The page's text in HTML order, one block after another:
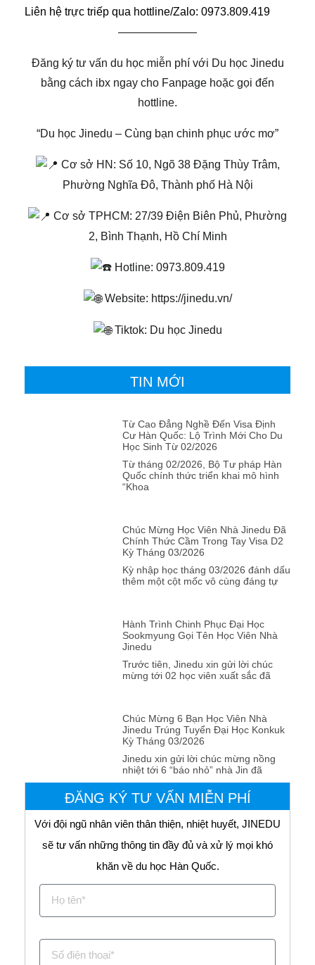
Liên hệ trực triếp qua hottline/Zalo: 0973.809.419
———————
Đăng ký tư vấn du học miễn phí với Du học Jinedu
bằng cách ibx ngay cho Fanpage hoặc gọi đến
hottline.
“Du học Jinedu – Cùng bạn chinh phục ước mơ”
Cơ sở HN: Số 10, Ngõ 38 Đặng Thùy Trâm,
Phường Nghĩa Đô, Thành phố Hà Nội
Cơ sở TPHCM: 27/39 Điện Biên Phủ, Phường
2, Bình Thạnh, Hồ Chí Minh
Hotline: 0973.809.419
Website: https://jinedu.vn/
Tiktok: Du học Jinedu
TIN MỚI
Từ Cao Đẳng Nghề Đến Visa Định
Cư Hàn Quốc: Lộ Trình Mới Cho Du
Học Sinh Từ 02/2026
Từ tháng 02/2026, Bộ Tư pháp Hàn
Quốc chính thức triển khai mô hình
“Khoa
Chúc Mừng Học Viên Nhà Jinedu Đã
Chính Thức Cầm Trong Tay Visa D2
Kỳ Tháng 03/2026
Kỳ nhập học tháng 03/2026 đánh dấu
thêm một cột mốc vô cùng đáng tự
Hành Trình Chinh Phục Đại Học
Sookmyung Gọi Tên Học Viên Nhà
Jinedu
Trước tiên, Jinedu xin gửi lời chúc
mừng tới 02 học viên xuất sắc đã
Chúc Mừng 6 Bạn Học Viên Nhà
Jinedu Trúng Tuyển Đại Học Konkuk
Kỳ Tháng 03/2026
Jinedu xin gửi lời chúc mừng nồng
nhiệt tới 6 “báo nhỏ” nhà Jin đã
ĐĂNG KÝ TƯ VẤN MIỄN PHÍ
Với đội ngũ nhân viên thân thiện, nhiệt huyết, JINEDU
sẽ tư vấn những thông tin đầy đủ và xử lý mọi khó
khăn về du học Hàn Quốc.